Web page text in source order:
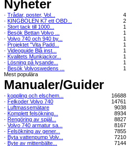
Nyheter
· Trådar, poster, Vol...
4
· KINGBOLEN K7 ett OBD...
2
· Stort tack till 1000...
1
· Besök Bettan Volvo ...
1
· Volvo 740 och 940 by...
1
· Projektet "Vita Padd...
1
· Videoguide Blå inst...
1
· Kvalitets Munkjackor...
1
· Lösning på lysande...
1
· Besök Volvoswedens ...
1
Mest populära
Manualer/Guider
· koppling och elschem...
16688
· Felkoder Volvo 740
14761
· Luftmassemätare
9038
· Komplett felsökning...
8934
· Rengöring av spjäl...
8827
· Volvo 740 armatur sa...
8167
· Felsökning av gener...
7855
· Byta vattenpump Volv...
7210
· Byte av mittenbälte...
7144